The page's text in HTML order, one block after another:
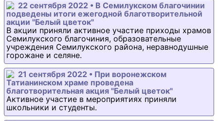
22 сентября 2022 • В Семилукском благочинии
подведены итоги ежегодной благотворительной
акции "Белый цветок"
В акции приняли активное участие приходы храмов
Семилукского благочиния, образовательные
учреждения Семилукского района, неравнодушные
горожане и селяне.
21 сентября 2022 • При воронежском
Татианинском храме проведена
благотворительная акция "Белый цветок"
Активное участие в мероприятиях приняли
школьники и студенты.